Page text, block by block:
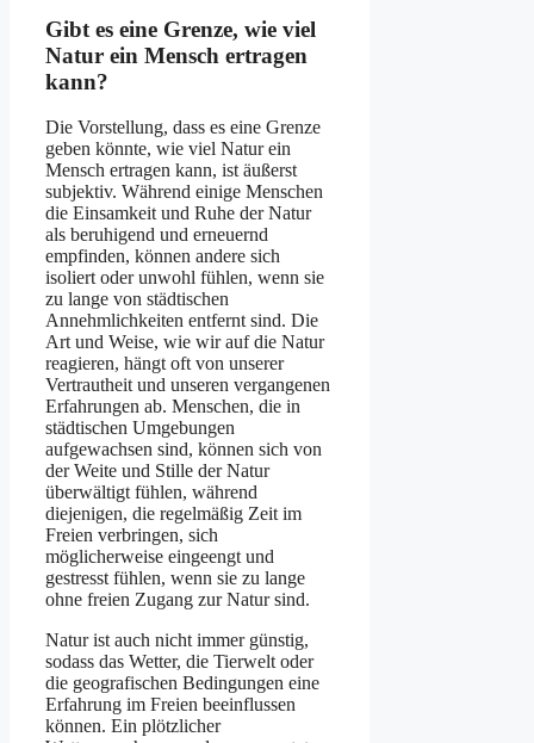
Gibt es eine Grenze, wie viel
Natur ein Mensch ertragen
kann?
Die Vorstellung, dass es eine Grenze
geben könnte, wie viel Natur ein
Mensch ertragen kann, ist äußerst
subjektiv. Während einige Menschen
die Einsamkeit und Ruhe der Natur
als beruhigend und erneuernd
empfinden, können andere sich
isoliert oder unwohl fühlen, wenn sie
zu lange von städtischen
Annehmlichkeiten entfernt sind. Die
Art und Weise, wie wir auf die Natur
reagieren, hängt oft von unserer
Vertrautheit und unseren vergangenen
Erfahrungen ab. Menschen, die in
städtischen Umgebungen
aufgewachsen sind, können sich von
der Weite und Stille der Natur
überwältigt fühlen, während
diejenigen, die regelmäßig Zeit im
Freien verbringen, sich
möglicherweise eingeengt und
gestresst fühlen, wenn sie zu lange
ohne freien Zugang zur Natur sind.
Natur ist auch nicht immer günstig,
sodass das Wetter, die Tierwelt oder
die geografischen Bedingungen eine
Erfahrung im Freien beeinflussen
können. Ein plötzlicher